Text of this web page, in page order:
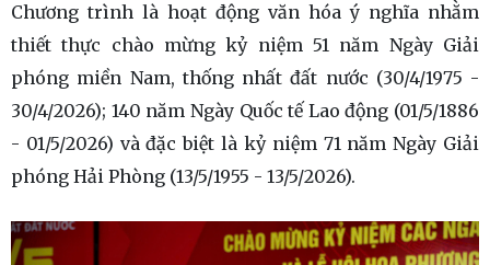
Chương trình là hoạt động văn hóa ý nghĩa nhằm
thiết thực chào mừng kỷ niệm 51 năm Ngày Giải
phóng miền Nam, thống nhất đất nước (30/4/1975 -
30/4/2026); 140 năm Ngày Quốc tế Lao động (01/5/1886
- 01/5/2026) và đặc biệt là kỷ niệm 71 năm Ngày Giải
phóng Hải Phòng (13/5/1955 - 13/5/2026).